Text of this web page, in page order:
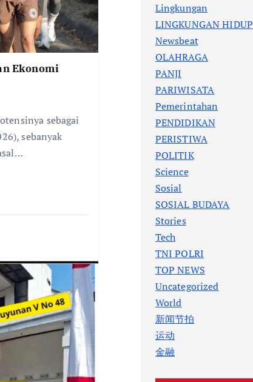
Ekonomi
sebagai
sebanyak
Lingkungan
LINGKUNGAN HIDUP
Newsbeat
OLAHRAGA
PANJI
PARIWISATA
Pemerintahan
PENDIDIKAN
PERISTIWA
POLITIK
Science
Sosial
SOSIAL BUDAYA
Stories
Tech
TNI POLRI
TOP NEWS
Uncategorized
World
新闻节拍
运动
金融